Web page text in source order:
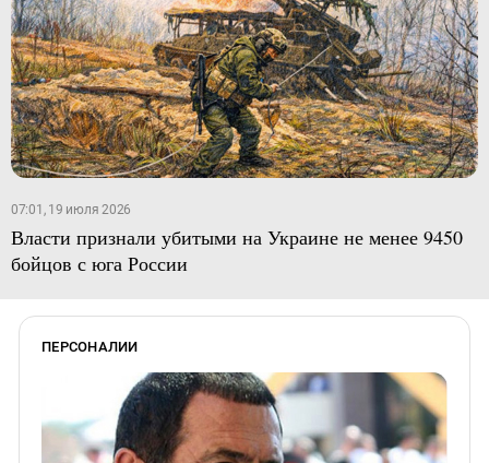
07:01, 19 июля 2026
Власти признали убитыми на Украине не менее 9450
бойцов с юга России
ПЕРСОНАЛИИ